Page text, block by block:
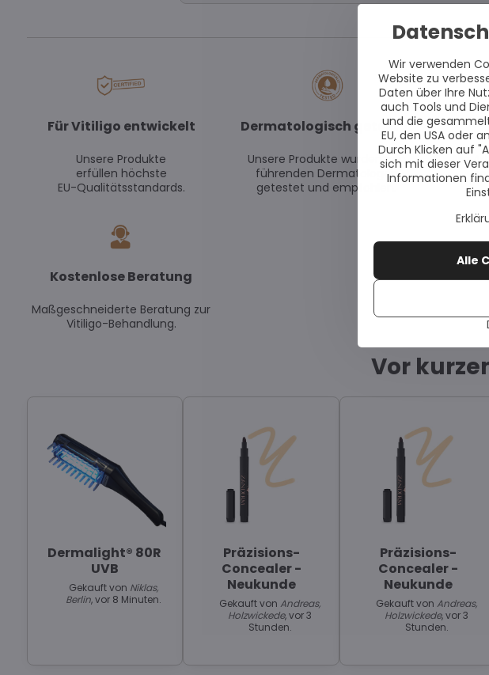
Für Vitiligo entwickelt
Unsere Produkte
erfüllen höchste
EU-Qualitätsstandards.
Dermatologisch getestet
Unsere Produkte wurden von
führenden Dermatologen
getestet und empfohlen.
Alle
Kostenlose Beratung
Maßgeschneiderte Beratung zur
Vitiligo-Behandlung.
Vor
Dermalight® 80R
UVB
Gekauft von Niklas,
Berlin, vor 8 Minuten.
Präzisions-
Concealer -
Neukunde
Gekauft von Andreas,
Holzwickede, vor 3
Stunden.
Präzisions-
Concealer -
Neukunde
Gekauft von Andreas,
Holzwickede, vor 3
Stunden.
Wir verwenden
Website zu
Daten über Ihre
auch Tools und
und die
EU, den USA oder
Durch Klicken auf
sich mit dieser
Informationen
Alle